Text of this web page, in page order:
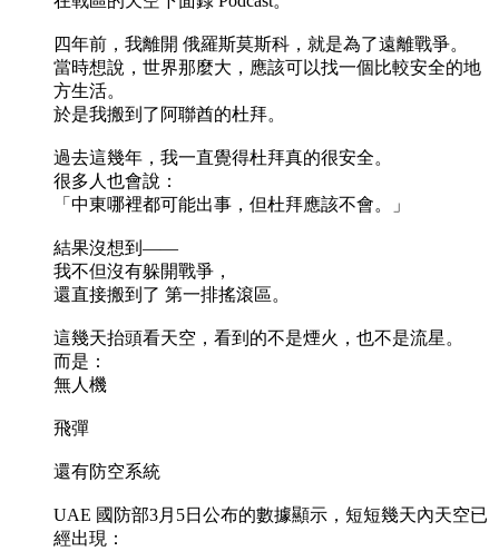
四年前，我離開 俄羅斯莫斯科，就是為了遠離戰爭。
當時想說，世界那麼大，應該可以找一個比較安全的地
方生活。
於是我搬到了阿聯酋的杜拜。
過去這幾年，我一直覺得杜拜真的很安全。
很多人也會說：
「中東哪裡都可能出事，但杜拜應該不會。」
結果沒想到——
我不但沒有躲開戰爭，
還直接搬到了 第一排搖滾區。
這幾天抬頭看天空，看到的不是煙火，也不是流星。
而是：
無人機
飛彈
還有防空系統
UAE 國防部3月5日公布的數據顯示，短短幾天內天空已
經出現：